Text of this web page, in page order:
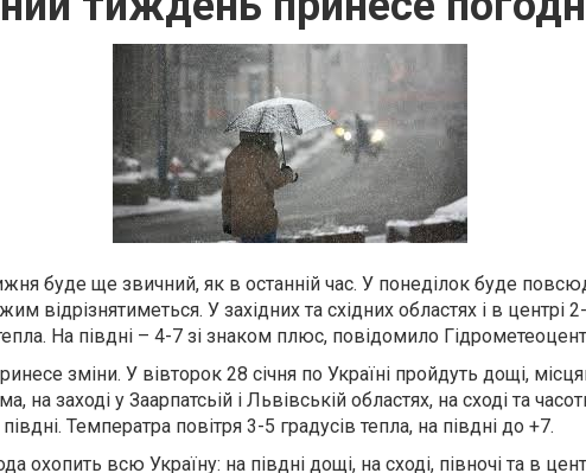
буде ще звичний, як в останній час. У понеділок буде
відрізнятиметься. У західних та східних областях і в центрі
На півдні – 4-7 зі знаком плюс, повідомило
зміни. У вівторок 28 січня по Україні пройдуть дощі,
на заході у Заарпатсьій і Львівській областях, на сході та
Температра повітря 3-5 градусів тепла, на півдні до +7.
охопить всю Україну: на півдні дощі, на сході, півночі та в